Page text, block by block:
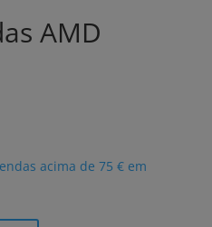
AMD
acima de 75 € em